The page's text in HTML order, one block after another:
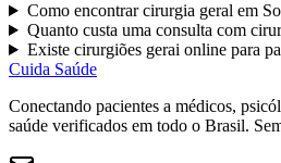
Como encontrarcirurgia geral em
Quanto custa uma consulta com
Existe cirurgiões gerai online para
Cuida Saúde
Conectando pacientes a médicos,
saúde verificados em todo o Brasil.